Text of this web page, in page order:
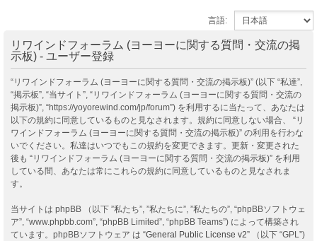
言語:
リワインドフォーラム (ヨーヨーに関する質問・交流の掲
示板) - ユーザー登録
“リワインドフォーラム (ヨーヨーに関する質問・交流の掲示板)” (以下 “私達”,
“掲示板”, “当サイト”, “リワインドフォーラム (ヨーヨーに関する質問・交流の
掲示板)”, “https://yoyorewind.com/jp/forum”) を利用するに当たって、あなたは
以下の規約に同意しているものと見なされます。規約に同意しない場合、 “リ
ワインドフォーラム (ヨーヨーに関する質問・交流の掲示板)” の利用を行わな
いでください。私達はいつでもこの規約を変更できます。更新・変更された
後も “リワインドフォーラム (ヨーヨーに関する質問・交流の掲示板)” を利用
している間、あなたは常にこれらの規約に同意しているものと見なされま
す。
当サイトは phpBB （以下 ”私たち”, ”私たちに”, ”私たちの”, “phpBBソフトウェ
ア”, “www.phpbb.com”, “phpBB Limited”, “phpBB Teams”) によって構築され
ています。phpBBソフトウェア は “General Public License v2” （以下 “GPL”)